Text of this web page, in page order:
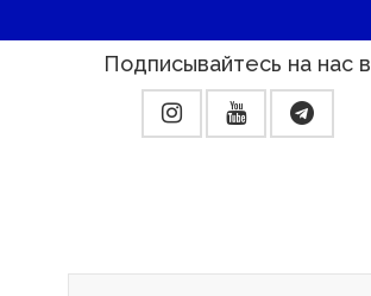
Подписывайтесь на нас в